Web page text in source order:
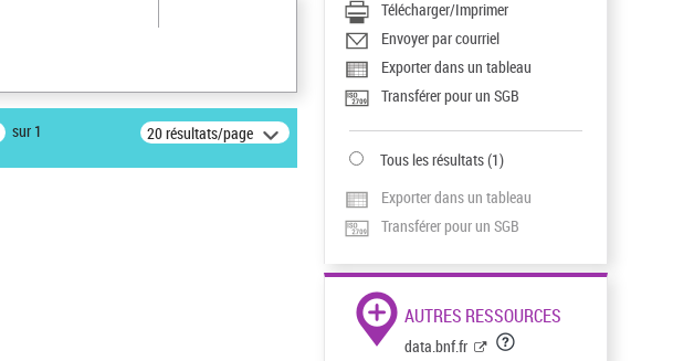
sur 1 20 résultats/page
Télécharger/Imprimer
Envoyer par courriel
Exporter dans un tableau
Transférer pour un SGB
Tous les résultats(1)
Exporter dans un tableau
Transférer pour un SGB
AUTRES RESSOURCES
data.bnf.fr